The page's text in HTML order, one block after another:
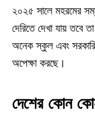
২০২৫ সালে মহরমের
দেরিতে দেখা যায় তবে
অনেক স্কুল এবং সরকারি
অপেক্ষা করছে।
দেশের কোন